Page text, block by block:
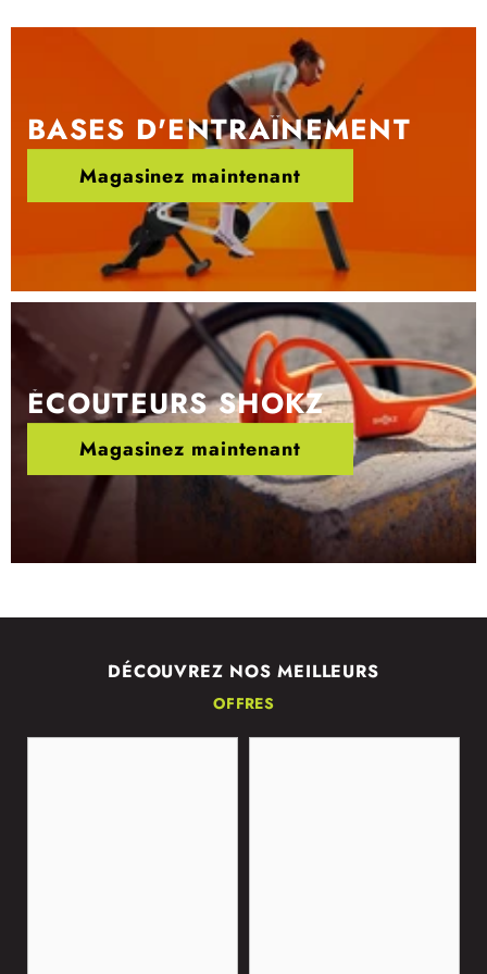
BASES D'ENTRAÎNEMENT
Magasinez maintenant
ÉCOUTEURS SHOKZ
Magasinez maintenant
DÉCOUVREZ NOS MEILLEURS
OFFRES